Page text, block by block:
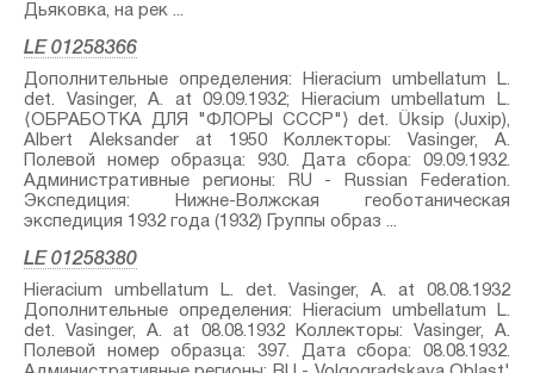
Дьяковка, на рек ...
LE 01258366
Дополнительные определения: Hieracium umbellatum L.⁣
det. Vasinger, A. at 09.09.1932; Hieracium umbellatum L.⁣
⟨ОБРАБОТКА ДЛЯ "ФЛОРЫ СССР"⟩ det. Üksip (Juxip),
Albert Aleksander at 1950 Коллекторы: Vasinger, A.
Полевой номер образца: 930. Дата сбора: 09.09.1932.
Административные регионы: RU - Russian Federation.
Экспедиция: Нижне-Волжская геоботаническая
экспедиция 1932 года (1932) Группы образ ...
LE 01258380
Hieracium umbellatum L.⁣ det. Vasinger, A. at 08.08.1932
Дополнительные определения: Hieracium umbellatum L.⁣
det. Vasinger, A. at 08.08.1932 Коллекторы: Vasinger, A.
Полевой номер образца: 397. Дата сбора: 08.08.1932.